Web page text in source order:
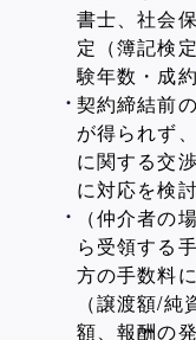
書士、社会
定（簿記検
験年数・成
契約締結前
が得られず
に関する交
に対応を検
（仲介者の
ら受領する
方の手数料
（譲渡額/
額、報酬の